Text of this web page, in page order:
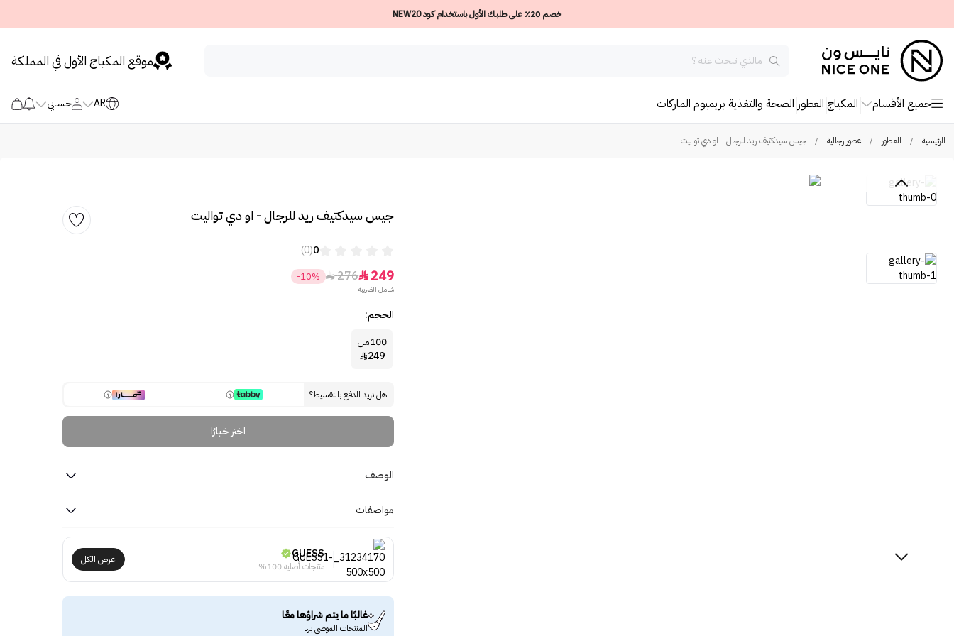
خصم 20٪ على طلبك الأول باستخدام كود NEW20
موقع المكياج الأول في المملكة
جميع الأقسام المكياج العطور الصحة والتغذية بريميوم الماركات AR حسابي
الرئيسية / العطور / عطور رجالية / جيس سيدكتيف ريد للرجال - او دي تواليت
جيس سيدكتيف ريد للرجال - او دي تواليت
0
(0)
249

276

-10%
شامل الضريبة
الحجم:
100مل
249

هل تريد الدفع بالتقسيط؟
اختر خيارًا
الوصف
مواصفات
GUESS
منتجات أصلية 100%
عرض الكل
غالبًا ما يتم شراؤها معًا
المنتجات الموصى بها